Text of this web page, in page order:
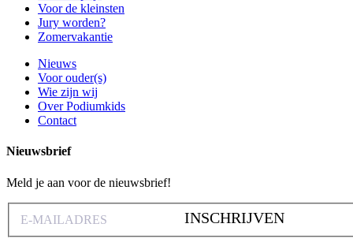
Voor de kleinsten
Jury worden?
Zomervakantie
Nieuws
Voor ouder(s)
Wie zijn wij
Over Podiumkids
Contact
Nieuwsbrief
Meld je aan voor de nieuwsbrief!
INSCHRIJVEN